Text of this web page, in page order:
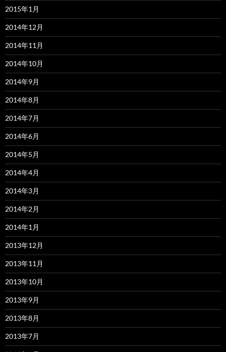
2015年1月
2014年12月
2014年11月
2014年10月
2014年9月
2014年8月
2014年7月
2014年6月
2014年5月
2014年4月
2014年3月
2014年2月
2014年1月
2013年12月
2013年11月
2013年10月
2013年9月
2013年8月
2013年7月